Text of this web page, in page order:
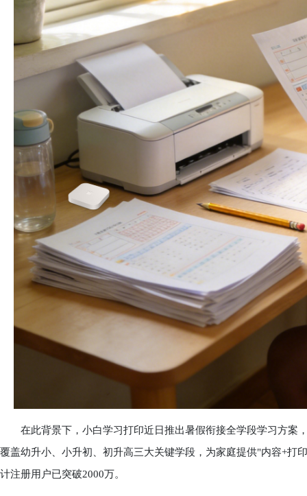
在此背景下，小白学习打印近日推出暑假衔接全学段学习方案
覆盖幼升小、小升初、初升高三大关键学段，为家庭提供"内容+打
计注册用户已突破2000万。